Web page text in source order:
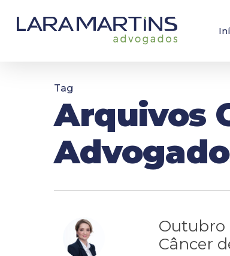
main
Tag
Arquivos
Outubro
Câncer